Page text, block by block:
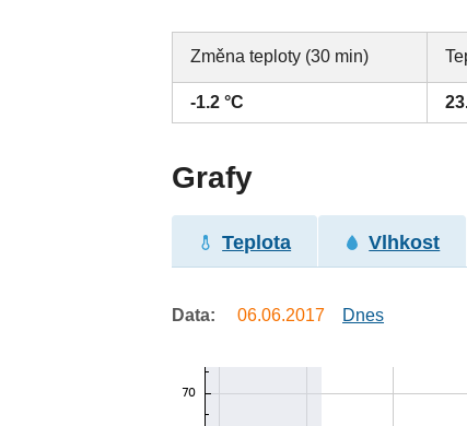
Změna teploty (30 min)
-1.2 °C
Grafy
Teplota Vlhkost
Data: 06.06.2017 Dnes